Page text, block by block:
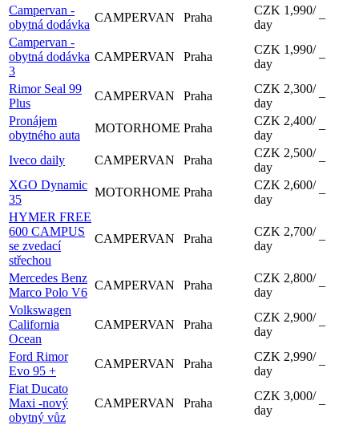
Campervan -
obytná dodávka
CAMPERVAN Praha
CZK 1,990/
day
–
Campervan -
obytná dodávka
3
CAMPERVAN Praha
CZK 1,990/
day
–
Rimor Seal 99
Plus
CAMPERVAN Praha
CZK 2,300/
day
–
Pronájem
obytného auta
MOTORHOME Praha
CZK 2,400/
day
–
Iveco daily CAMPERVAN Praha
CZK 2,500/
day
–
XGO Dynamic
35
MOTORHOME Praha
CZK 2,600/
day
–
HYMER FREE
600 CAMPUS
se zvedací
střechou
CAMPERVAN Praha
CZK 2,700/
day
–
Mercedes Benz
Marco Polo V6
CAMPERVAN Praha
CZK 2,800/
day
–
Volkswagen
California
Ocean
CAMPERVAN Praha
CZK 2,900/
day
–
Ford Rimor
Evo 95 +
CAMPERVAN Praha
CZK 2,990/
day
–
Fiat Ducato
Maxi -nový
obytný vůz
CAMPERVAN Praha
CZK 3,000/
day
–